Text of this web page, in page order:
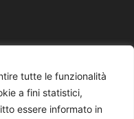
tutte le funzionalità
a fini statistici,
essere informato in